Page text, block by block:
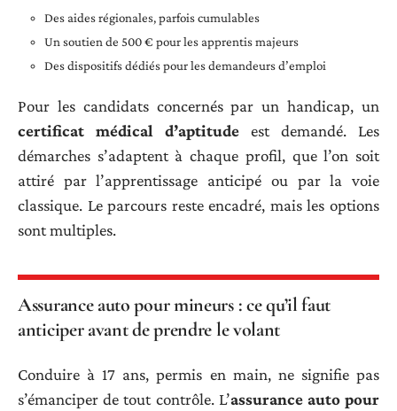
Des aides régionales, parfois cumulables
Un soutien de 500 € pour les apprentis majeurs
Des dispositifs dédiés pour les demandeurs d’emploi
Pour les candidats concernés par un handicap, un
certificat médical d’aptitude est demandé. Les
démarches s’adaptent à chaque profil, que l’on soit
attiré par l’apprentissage anticipé ou par la voie
classique. Le parcours reste encadré, mais les options
sont multiples.
Assurance auto pour mineurs : ce qu’il faut
anticiper avant de prendre le volant
Conduire à 17 ans, permis en main, ne signifie pas
s’émanciper de tout contrôle. L’assurance auto pour